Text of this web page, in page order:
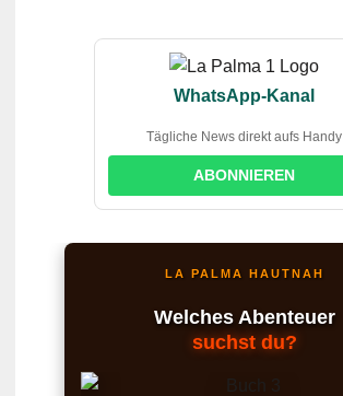
WhatsApp-Kanal
Tägliche News direkt aufs Handy
ABONNIEREN
LA PALMA HAUTNAH
Welches Abenteuer
suchst du?